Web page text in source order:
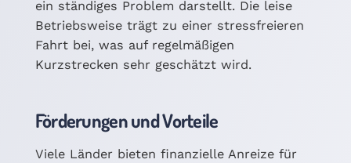
ein ständiges Problem darstellt. Die leise
Betriebsweise trägt zu einer stressfreieren
Fahrt bei, was auf regelmäßigen
Kurzstrecken sehr geschätzt wird.
Förderungen und Vorteile
Viele Länder bieten finanzielle Anreize für